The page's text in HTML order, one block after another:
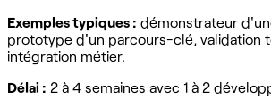
Exemples typiques : démonstrateur
prototype d'un parcours-clé, validation
intégration métier.
Délai : 2 à 4 semaines avec 1 à 2